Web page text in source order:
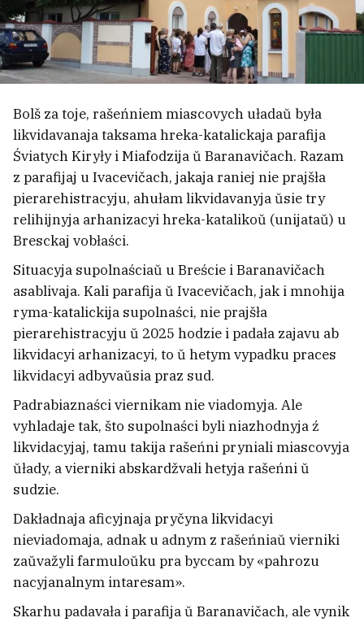
Bolš za toje, rašeńniem miascovych uładaŭ była
likvidavanaja taksama hreka-katalickaja parafija
Śviatych Kiryły i Miafodzija ŭ Baranavičach. Razam
z parafijaj u Ivacevičach, jakaja raniej nie prajšła
pierarehistracyju, ahułam likvidavanyja ŭsie try
relihijnyja arhanizacyi hreka-katalikoŭ (unijataŭ) u
Bresckaj vobłaści.
Situacyja supolnaściaŭ u Breście i Baranavičach
asablivaja. Kali parafija ŭ Ivacevičach, jak i mnohija
ryma-katalickija supolnaści, nie prajšła
pierarehistracyju ŭ 2025 hodzie i padała zajavu ab
likvidacyi arhanizacyi, to ŭ hetym vypadku praces
likvidacyi adbyvaŭsia praz sud.
Padrabiaznaści viernikam nie viadomyja. Ale
vyhladaje tak, što supolnaści byli niazhodnyja ź
likvidacyjaj, tamu takija rašeńni pryniali miascovyja
ŭłady, a vierniki abskardžvali hetyja rašeńni ŭ
sudzie.
Dakładnaja aficyjnaja pryčyna likvidacyi
nieviadomaja, adnak u adnym z rašeńniaŭ vierniki
zaŭvažyli farmuloŭku pra byccam by «pahrozu
nacyjanalnym intaresam».
Skarhu padavała i parafija ŭ Baranavičach, ale vynik
U Polščy biełaruska zdymała hrošy
ŭ bankamacie, a jaje raptam
akružyli troje mužčyn
8
ZŠA šukajuć patencyjnaha novaha lidara
dla Kuby nakštałt Dełsi Radryhies
«Polšča kvitniet łacinoju, Litva kvitniet rusčyznoju».
Patryjatyčny šedeŭr XVII stahodździa akazaŭsia
rasijskaj padrobkaj XIX-ha